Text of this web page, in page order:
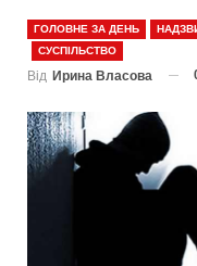
ГОЛОВНЕ ЗА ДЕНЬ
СУСПІЛЬСТВО
Від Ирина Власова